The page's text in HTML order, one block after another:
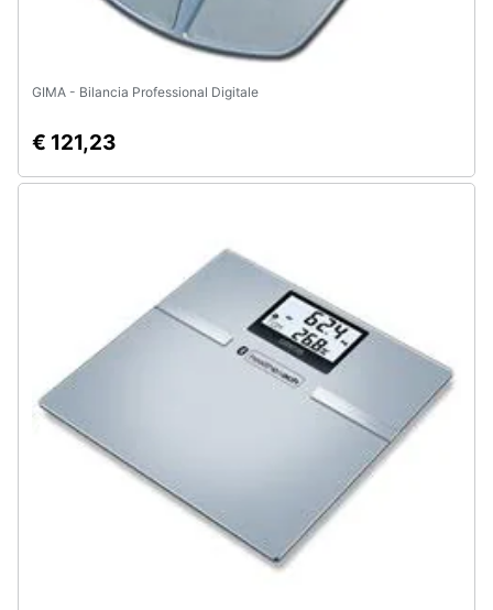
GIMA - Bilancia Professional Digitale
€ 121,23